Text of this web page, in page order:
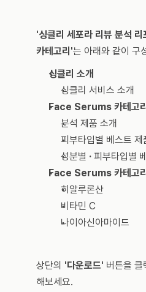
'싱클리 세포라 리뷰 분석
카테고리'는 아래와 같이 구
싱클리 소개
싱클리 서비스 소개
Face Serums 카테고
분석 제품 소개
피부타입별 베스트 제
성분별 · 피부타입별
Face Serums 카테고
히알루론산
비타민 C
나이아신아마이드
상단의 '다운로드' 버튼을 클
해보세요.